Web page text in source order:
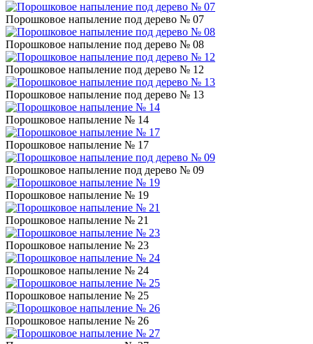
Порошковое напыление под дерево № 07
Порошковое напыление под дерево № 08
Порошковое напыление под дерево № 12
Порошковое напыление под дерево № 13
Порошковое напыление № 14
Порошковое напыление № 17
Порошковое напыление под дерево № 09
Порошковое напыление № 19
Порошковое напыление № 21
Порошковое напыление № 23
Порошковое напыление № 24
Порошковое напыление № 25
Порошковое напыление № 26